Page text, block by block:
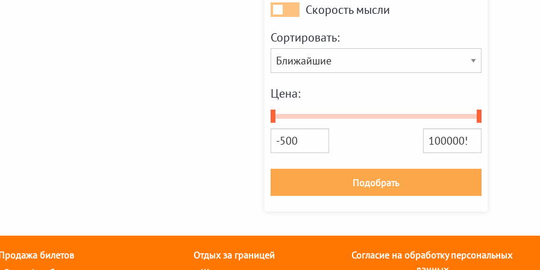
Скорость
мысли
Скорость мысли
Сортировать:
Цена:
Подобрать
билетов
Отдых за границей
Согласие на обработку персональных